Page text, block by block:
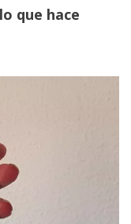
que hace